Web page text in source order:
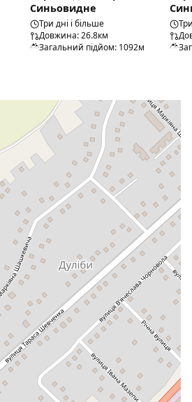
Синьовидне
Три дні і більше
Довжина: 26.8км
Загальний підйом: 1092м